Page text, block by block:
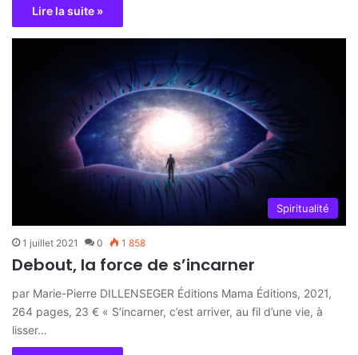
Lire la suite »
Spiritualité
1 juillet 2021 0 1 858
Debout, la force de s’incarner
par Marie-Pierre DILLENSEGER Éditions Mama Éditions, 2021,
264 pages, 23 € « S’incarner, c’est arriver, au fil d’une vie, à
lisser…